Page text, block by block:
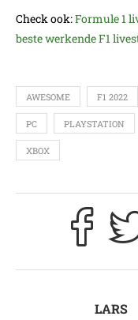
Check ook:Formule 1
beste werkende F1
AWESOME F1 2022
PC PLAYSTATION
XBOX
LARS